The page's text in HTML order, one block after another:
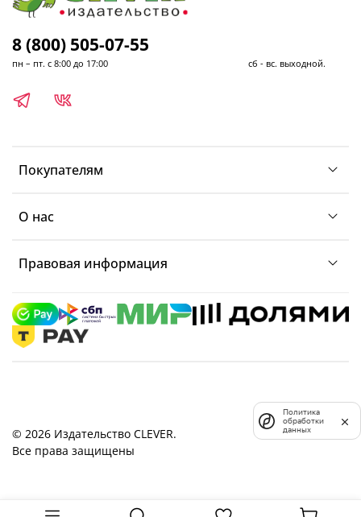
Покупателям
О нас
Правовая информация
8 (800) 505-07-55
пн – пт. с 8:00 до 17:00 сб - вс. выходной.
© 2026 Издательство CLEVER.
Все права защищены
Политика
обработки
данных